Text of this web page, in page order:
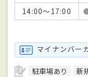
14:00～17:00
マイナンバー
駐車場あり
新